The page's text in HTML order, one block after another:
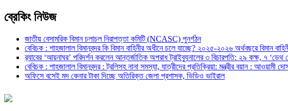
ব্রেকিং নিউজ
জাতীয় বেসামরিক বিমান চলাচল নিরাপত্তা কমিটি (NCASC) পুনর্গঠন
বেবিচক : শাহজালাল বিমানবন্দর কি বিমান বাহিনীর অধীনে চলে যাচ্ছে? ২০২৫-২০২৬ অর্থবছরে বিমান
র‍্যাবের ‘আয়নাঘর’ পরিদর্শন করলেন আন্তর্জাতিক অপরাধ ট্রাইব্যুনালের ৩ বিচারপতি: ২৯ কক্ষ, ৭ ‘ডেথ
বেবিচক : শাহজালাল বিমানবন্দর : ট্রলিসহ নানা সমস্যা, যাত্রীদের প্রতিক্রিয়া: মন্ত্রীর বয়ান :
অফিসে বসেই মদ কেনার টাকা দিচ্ছে অতিরিক্ত জেলা প্রশাসক, ভিডিও ভাইরাল